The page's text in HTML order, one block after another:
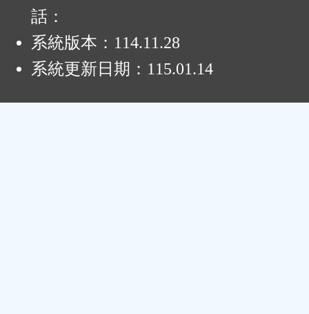
話：
系統版本： 114.11.28
系統更新日期： 115.01.14